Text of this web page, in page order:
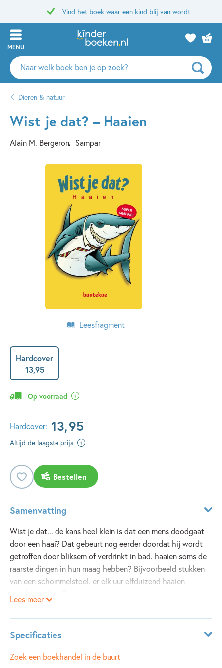
Vind het boek waar een kind blij van wordt
MENU
Zoeken
naar
auteurs
uitgevers
Dieren & natuur
Wist je dat? – Haaien
Alain M. Bergeron Sampar
Leesfragment
Hardcover
13,95
Op voorraad
Hardcover: 13,95
Altijd de laagste prijs
Bestellen
Samenvatting
Wist je dat... de kans heel klein is dat een mens doodgaat
door een haai? Dat gebeurt nog eerder doordat hij wordt
getroffen door bliksem of verdrinkt in bad. haaien soms de
raarste dingen in hun maag hebben? Bijvoorbeeld stukken
van een schommelstoel. er elk uur elfduizend haaien
Lees meer
Specificaties
ISBN: 9789463526173
Zoek een boekhandel in de buurt